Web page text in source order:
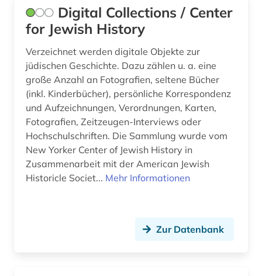
Digital Collections / Center
for Jewish History
Verzeichnet werden digitale Objekte zur
jüdischen Geschichte. Dazu zählen u. a. eine
große Anzahl an Fotografien, seltene Bücher
(inkl. Kinderbücher), persönliche Korrespondenz
und Aufzeichnungen, Verordnungen, Karten,
Fotografien, Zeitzeugen-Interviews oder
Hochschulschriften. Die Sammlung wurde vom
New Yorker Center of Jewish History in
Zusammenarbeit mit der American Jewish
Historicle Societ... Mehr Informationen
Zur Datenbank